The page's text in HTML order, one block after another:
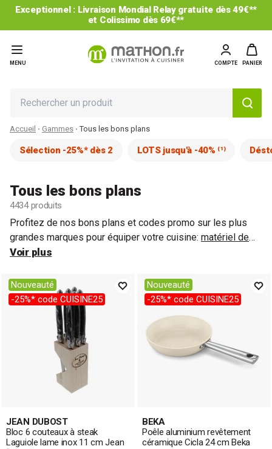
-25% sur le 2ème et les suivants* : code CUISINE25
MENU COMPTE PANIER
Accueil Gammes Tous les bons plans
Sélection -25%* dès 2 LOTS jusqu'à -40% ⁽¹⁾
Tous les bons plans
4434 produits
Profitez de nos bons plans et codes promo sur les plus
grandes marques pour équiper votre cuisine: matériel de
cuisson,matériel de pâtisserie
Voir plus
Nouveauté
-25%* code CUISINE25
JEAN DUBOST
Bloc 6 couteaux à steak
Laguiole lame inox 11 cm Jean
Nouveauté
-25%* code CUISINE25
BEKA
Poêle aluminium revêtement
céramique Cicla 24 cm Beka